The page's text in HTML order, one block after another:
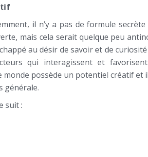
il n’y a pas de formule
mais cela serait quelque peu
au désir de savoir et de
qui interagissent et
monde possède un potentiel créatif et
générale.
suit :